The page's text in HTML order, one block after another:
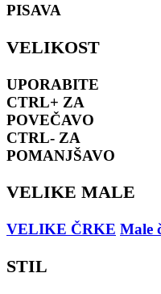
PISAVA
VELIKOST
UPORABITE
CTRL+ ZA
POVEČAVO
CTRL- ZA
POMANJŠAVO
VELIKE MALE
VELIKE ČRKE Male
STIL